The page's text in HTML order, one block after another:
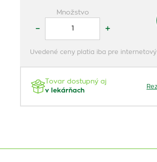
Množstvo
– +
Uvedené ceny platia iba pre
Tovar dostupný aj
v lekárňach